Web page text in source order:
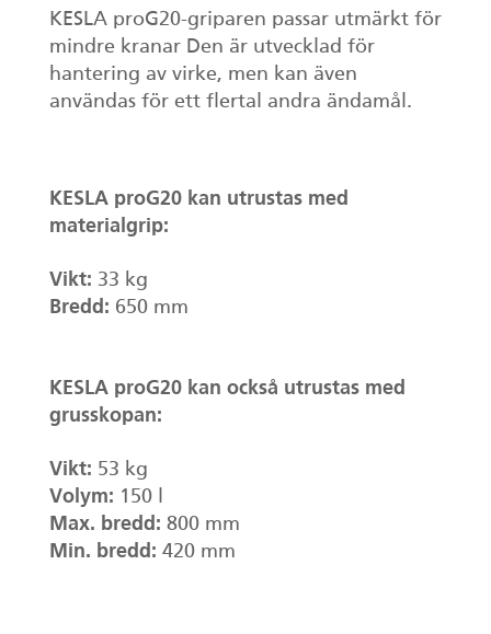
KESLA proG20-griparen passar utmärkt för
mindre kranar Den är utvecklad för
hantering av virke, men kan även
användas för ett flertal andra ändamål.
KESLA proG20 kan utrustas med
materialgrip:
Vikt: 33 kg
Bredd: 650 mm
KESLA proG20 kan också utrustas med
grusskopan:
Vikt: 53 kg
Volym: 150 l
Max. bredd: 800 mm
Min. bredd: 420 mm